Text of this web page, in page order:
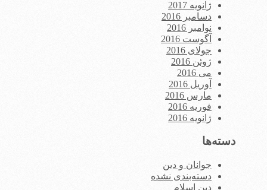
ژانویه 2017
دسامبر 2016
نوامبر 2016
آگوست 2016
جولای 2016
ژوئن 2016
می 2016
آوریل 2016
مارس 2016
فوریه 2016
ژانویه 2016
دسته‌ها
جوانان و دین
دسته‌بندی نشده
دین اسلام